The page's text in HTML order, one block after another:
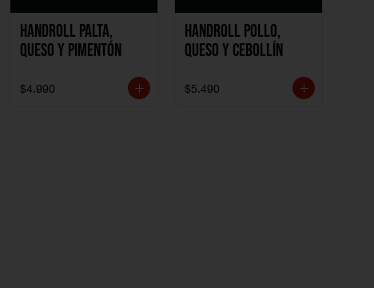
Handroll Palta,
Queso y Pimentón
$4.990
Handroll Pollo,
Queso y Cebollín
$5.490